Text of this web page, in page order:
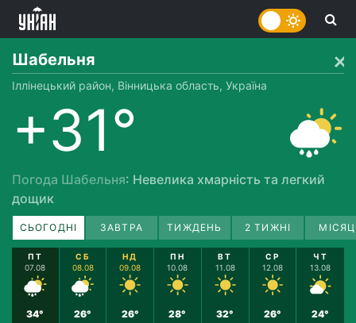
Шабельня
Іллінецький район, Вінницька область, Україна
+31°
Погода Шабельня: Невелика хмарність та легкий
дощик
СЬОГОДНІ ЗАВТРА ТИЖДЕНЬ 2 ТИЖНІ
ПТ
07.08
34°
СБ
08.08
26°
НД
09.08
26°
ПН
10.08
28°
ВТ
11.08
32°
СР
12.08
26°
ЧТ
13.08
24°